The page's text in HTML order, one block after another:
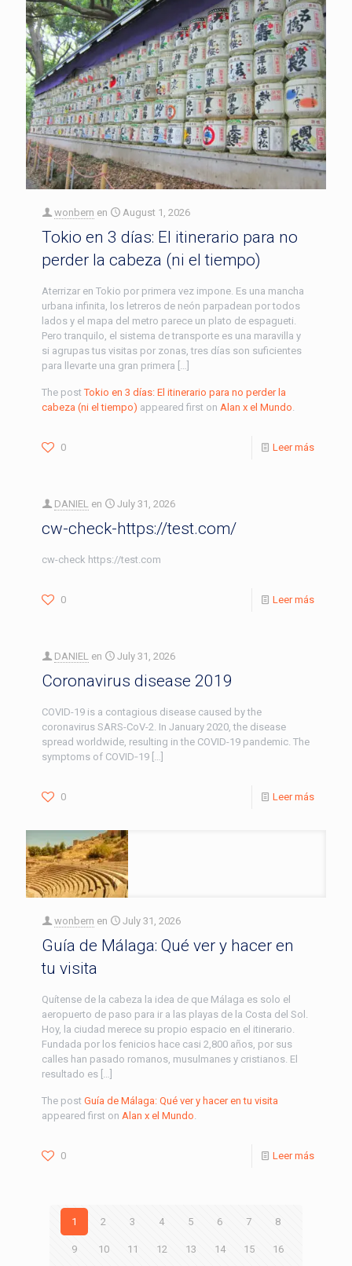
wonbern en August 1, 2026
Tokio en 3 días: El itinerario para no
perder la cabeza (ni el tiempo)
Aterrizar en Tokio por primera vez impone. Es una mancha
urbana infinita, los letreros de neón parpadean por todos
lados y el mapa del metro parece un plato de espagueti.
Pero tranquilo, el sistema de transporte es una maravilla y
si agrupas tus visitas por zonas, tres días son suficientes
para llevarte una gran primera […]
The postTokio en 3 días: El itinerario para no perder la
cabeza (ni el tiempo) appeared first on Alan x el Mundo
0 Leer más
DANIEL en July 31, 2026
cw-check-https://test.com/
cw-check https://test.com
0 Leer más
DANIEL en July 31, 2026
Coronavirus disease 2019
COVID-19 is a contagious disease caused by the
coronavirus SARS-CoV-2. In January 2020, the disease
spread worldwide, resulting in the COVID-19 pandemic. The
symptoms of COVID‑19
0 Leer más
wonbern en July 31, 2026
Guía de Málaga: Qué ver y hacer en
tu visita
Quítense de la cabeza la idea de que Málaga es solo el
aeropuerto de paso para ir a las playas de la Costa del Sol.
Hoy, la ciudad merece su propio espacio en el itinerario.
Fundada por los fenicios hace casi 2,800 años, por sus
calles han pasado romanos, musulmanes y cristianos. El
resultado es […]
The post Guía de Málaga: Qué ver y hacer en tu visita
appeared first on Alan x el Mundo
0 Leer más
1 2 3 4 5 6 7 8
9 10 11 12 13 14 15 16